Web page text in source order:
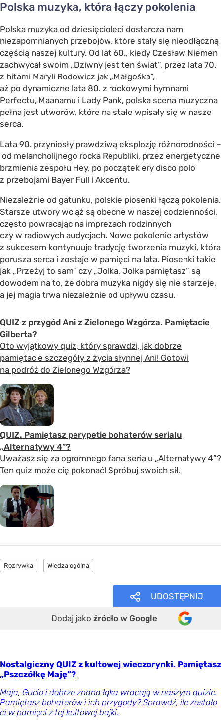
Polska muzyka, która łączy pokolenia
Polska muzyka od dziesięcioleci dostarcza nam
niezapomnianych przebojów, które stały się nieodłączną
częścią naszej kultury. Od lat 60., kiedy Czesław Niemen
zachwycał swoim „Dziwny jest ten świat”, przez lata 70.
z hitami Maryli Rodowicz jak „Małgośka”,
aż po dynamiczne lata 80. z rockowymi hymnami
Perfectu, Maanamu i Lady Pank, polska scena muzyczna
pełna jest utworów, które na stałe wpisały się w nasze
serca.
Lata 90. przyniosły prawdziwą eksplozję różnorodności –
od melancholijnego rocka Republiki, przez energetyczne
brzmienia zespołu Hey, po początek ery disco polo
z przebojami Bayer Full i Akcentu.
Niezależnie od gatunku, polskie piosenki łączą pokolenia.
Starsze utwory wciąż są obecne w naszej codzienności,
często powracając na imprezach rodzinnych
czy w radiowych audycjach. Nowe pokolenie artystów
z sukcesem kontynuuje tradycję tworzenia muzyki, która
porusza serca i zostaje w pamięci na lata. Piosenki takie
jak „Przeżyj to sam” czy „Jolka, Jolka pamiętasz” są
dowodem na to, że dobra muzyka nigdy się nie starzeje,
a jej magia trwa niezależnie od upływu czasu.
QUIZ z przygód Ani z Zielonego Wzgórza. Pamiętacie
Gilberta?
Oto wyjątkowy quiz, który sprawdzi, jak dobrze
pamiętacie szczegóły z życia słynnej Ani! Gotowi
na podróż do Zielonego Wzgórza?
QUIZ. Pamiętasz perypetie bohaterów serialu
„Alternatywy 4”?
Uważasz się za ogromnego fana serialu „Alternatywy 4”?
Ten quiz może cię pokonać! Spróbuj swoich sił.
Rozrywka Wiedza ogólna
UDOSTĘPNIJ
Dodaj jako źródło w Google
Nostalgiczny QUIZ z kultowej wieczorynki. Pamiętasz
„Pszczółkę Maję”?
Maja, Gucio i dobrze znana łąka wracają w naszym quizie.
Pamiętasz bohaterów i ich przygody? Sprawdź, ile zostało
ci w pamięci z tej kultowej bajki.